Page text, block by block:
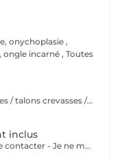
onychoplasie ,
incarné , Toutes
Ongle incarné / cors / callosité / mycoses / talons crevasses / coupe les ongles /soin pied d'athlète sportif / durillons / pensmemt / pieds diabétiques / onychoplastie construire ongles
inclus
- Pour les soins à domicile merci de me contacter - Je ne me déplace pas à plus de 20 KM